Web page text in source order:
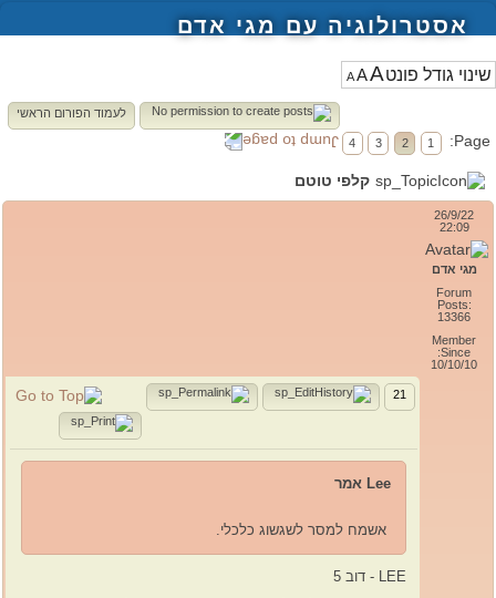
אסטרולוגיה עם מגי אדם
AAA
לעמוד הפורום הראשי
Page:
1
2
3
4
קלפי טוטם
26/9/22
22:09
מגי אדם
Forum
Posts:
13366
Member
Since:
10/10/10
21
Lee אמר
אשמח למסר לשגשוג כלכלי.
LEE - דוב 5